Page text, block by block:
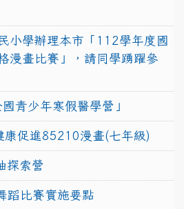
小學辦理本市「112學年度國
漫畫比賽」，請同學踴躍參
青少年寒假醫學營」
康促進85210漫畫(七年級)
探索營
蹈比賽實施要點